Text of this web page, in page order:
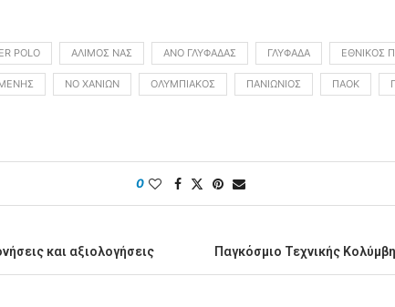
POLO ΑΛΙΜΟΣ ΝΑΣ ΑΝΟ ΓΛΥΦΆΔΑΣ ΓΛΥΦΆΔΑ ΕΘΝΙΚΌΣ
ΝΟ ΧΑΝΊΩΝ ΟΛΥΜΠΙΑΚΌΣ ΠΑΝΙΏΝΙΟΣ ΠΑΟΚ
0
και αξιολογήσεις Παγκόσμιο Τεχνικής